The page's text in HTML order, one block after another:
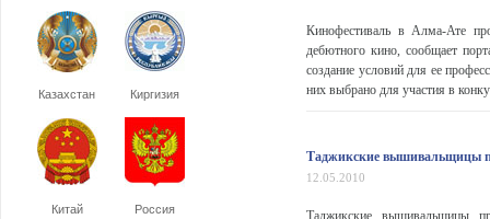
Казахстан Киргизия
Китай Россия
Кинофестиваль в Алма-Ате
дебютного кино, сообщает
создание условий для ее
них выбрано для участия в
Таджикские вышивальщицы
12.05.2010
Таджикские вышивальщицы